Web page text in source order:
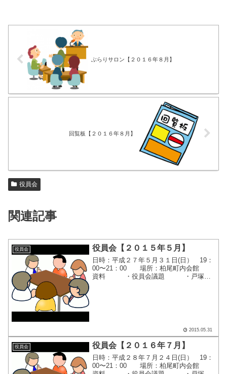
ぶらりサロン【２０１６年８月】
回覧板【２０１６年８月】
役員会
関連記事
役員会 役員会【２０１５年５月】
日時：平成２７年５月３１日(日） 19：
00〜21：00 場所：柏尾町内会館
資料 ・役員会議題 ・戸塚区
2015.05.31
役員会 役員会【２０１６年７月】
日時：平成２８年７月２４日(日） 19：
00〜21：00 場所：柏尾町内会館